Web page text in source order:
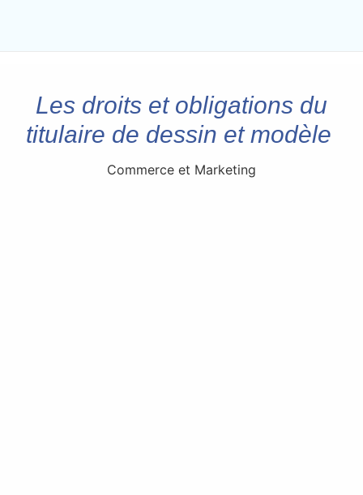
Les droits et obligations du
titulaire de dessin et modèle
Commerce et Marketing